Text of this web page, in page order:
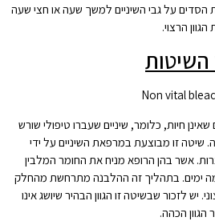
הסדים על גבי השיניים למשך שעה או חצי שעה
הרצוי.
חיות, כלומר, שיניים שעברו טיפולי שורש
שיטה זו מבוצעת במרפאת השיניים על ידי
אשר בהן הרופא מניח את החומר המלבין
ימים. בתהליך זה ההלבנה מתרחשת מהחלק
יש לזכור שבשיטה זו הגוון הבהיר שיושג אינו
הגוון הכהה.